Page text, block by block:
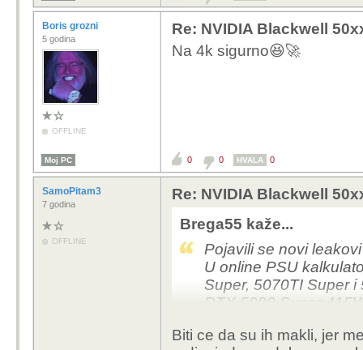
Boris grozni
5 godina
OFFLINE
Re: NVIDIA Blackwell
Na 4k sigurno😆🚀
Moj PC 0 0 HVALA 0
SamoPitam3
7 godina
OFFLINE
Re: NVIDIA Blackwell
Brega55 kaže...
Pojavili se novi
U online PSU
Super, 5070TI Super i
RTX 5080 Super
RTX 5070 Super
Biti ce da su ih makli, jer